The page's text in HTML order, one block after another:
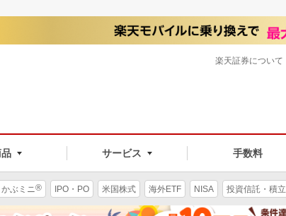
サービス 手数料
楽天証券について
かぶミニ® IPO・PO 米国株式 海外ETF NISA 投資信託・積立